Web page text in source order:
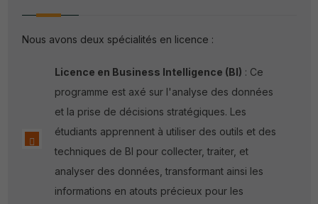
Nous avons deux spécialités en licence :
Licence en Business Intelligence (BI) : Ce
programme est axé sur l'analyse des données
et la prise de décisions stratégiques. Les
étudiants apprennent à utiliser des outils et des
techniques de BI pour collecter, traiter, et
analyser des données, transformant ainsi les
informations en atouts précieux pour les